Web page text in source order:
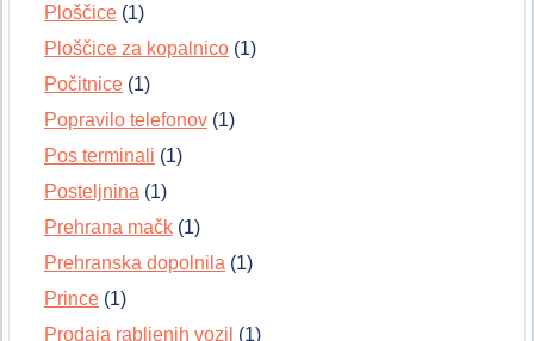
Ploščice (1)
Ploščice za kopalnico (1)
Počitnice (1)
Popravilo telefonov (1)
Pos terminali (1)
Posteljnina (1)
Prehrana mačk (1)
Prehranska dopolnila (1)
Prince (1)
Prodaja rabljenih vozil (1)